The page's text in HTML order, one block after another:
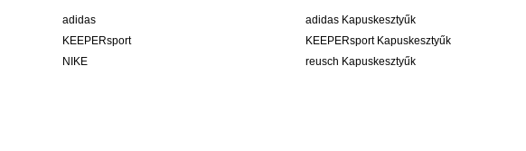
adidas
KEEPERsport
NIKE
adidas Kapuskesztyűk
KEEPERsport Kapuskesztyűk
reusch Kapuskesztyűk